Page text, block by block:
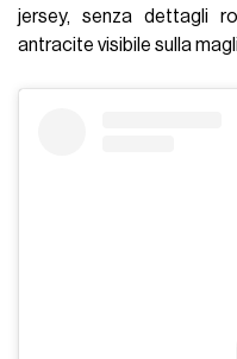
jersey, senza dettagli
antracite visibile sulla